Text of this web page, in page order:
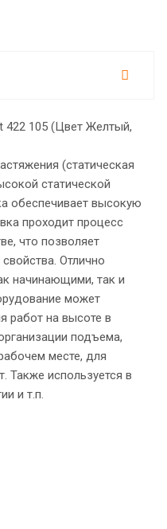
422 105 (Цвет Желтый,
(статическая
статической
обеспечивает высокую
проходит процесс
что позволяет
Отлично
начинающими, так и
может
работ на высоте в
подъема,
месте, для
Также используется в
и т.п.